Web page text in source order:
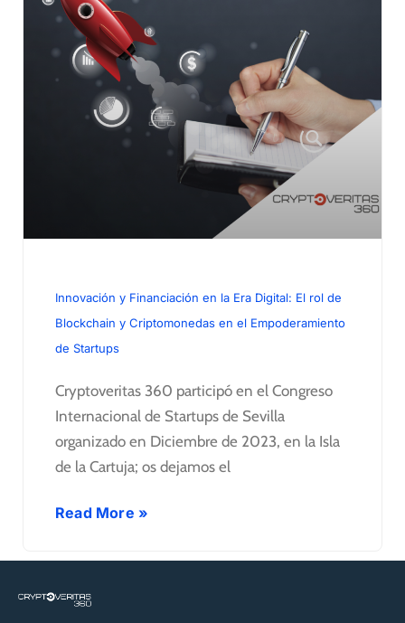
Innovación y Financiación en la Era Digital: El rol de
Blockchain y Criptomonedas en el Empoderamiento
de Startups
Cryptoveritas 360 participó en el Congreso
Internacional de Startups de Sevilla
organizado en Diciembre de 2023, en la Isla
de la Cartuja; os dejamos el
Read More »